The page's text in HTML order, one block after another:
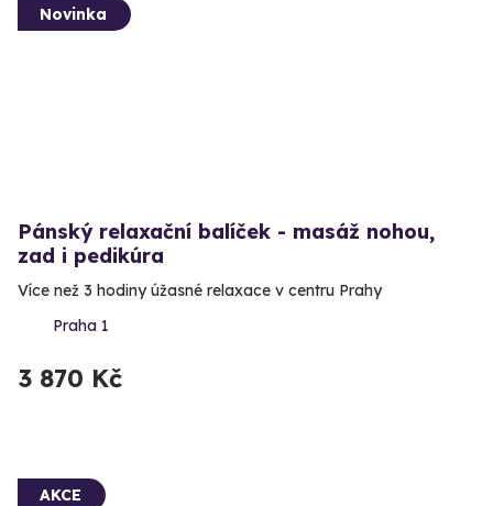
Novinka
Pánský relaxační balíček - masáž nohou,
zad i pedikúra
Více než 3 hodiny úžasné relaxace v centru Prahy
Praha 1
3 870 Kč
AKCE